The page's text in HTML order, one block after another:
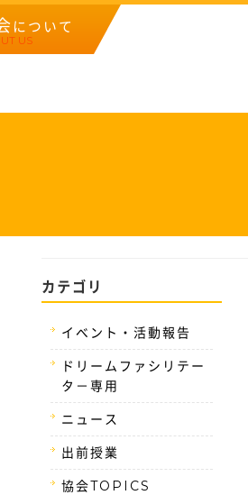
について
US
カテゴリ
イベント・活動報告
ドリームファシリテー
タ－専用
ニュース
出前授業
協会TOPICS